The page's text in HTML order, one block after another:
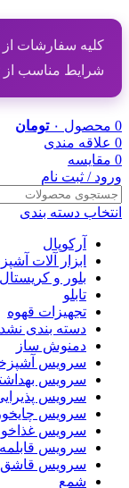
کلیه سفارشات
شرایط مناسب از تاریخ ۲۰ دیماه ارسال
0 محصول ۰ تومان
0 علاقه مندی
0 مقایسه
ورود / ثبت نام
انتخاب دسته بندی
آرکوپال
ابزار آلات
بلور و کریستال
تابلو
تجهیزات قهوه
دسته بندی
دمنوش ساز
سرویس
سرویس
سرویس
سرویس
سرویس
سرویس قابلمه
سرویس قاشق
شمع